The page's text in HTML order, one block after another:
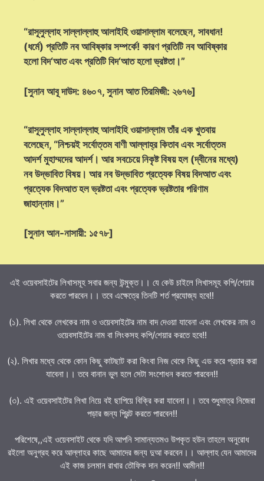
“রাসূলুল্লাহ সাল্লাল্লাহু আলাইহি ওয়াসাল্লাম বলেছেন, সাবধান!
(ধর্মে) প্রতিটি নব আবিষ্কার সম্পর্কে! কারণ প্রতিটি নব আবিষ্কার
হলো বিদ‘আত এবং প্রতিটি বিদ‘আত হলো ভ্রষ্টতা।”
[সুনান আবূ দাউদ: ৪৬০৭, সুনান আত তিরমিজী: ২৬৭৬]
“রাসূলুল্লাহ সাল্লাল্লাহু আলাইহি ওয়াসাল্লাম তাঁর এক খুতবায়
বলেছেন, “নিশ্চয়ই সর্বোত্তম বাণী আল্লাহ্‌র কিতাব এবং সর্বোত্তম
আদর্শ মুহাম্মদের আদর্শ। আর সবচেয়ে নিকৃষ্ট বিষয় হল (দ্বীনের মধ্যে)
নব উদ্ভাবিত বিষয়। আর নব উদ্ভাবিত প্রত্যেক বিষয় বিদআত এবং
প্রত্যেক বিদআত হল ভ্রষ্টতা এবং প্রত্যেক ভ্রষ্টতার পরিণাম
জাহান্নাম।”
[সুনান আন-নাসায়ী: ১৫৭৮]
এই ওয়েবসাইটের লিখাসমূহ সবার জন্য উন্মুক্ত।। যে কেউ চাইলে লিখাসমূহ কপি/শেয়ার
করতে পারবেন।। তবে এক্ষেত্রে তিনটি শর্ত প্রযোজ্য হবে!!
(১). লিখা থেকে লেখকের নাম ও ওয়েবসাইটের নাম বাদ দেওয়া যাবেনা এবং লেখকের নাম ও
ওয়েবসাইটের নাম বা লিংকসহ কপি/শেয়ার করতে হবে!!
(২). লিখার মধ্যে থেকে কোন কিছু কাটছাট করা কিংবা নিজ থেকে কিছু এড করে প্রচার করা
যাবেনা।। তবে বানান ভুল হলে সেটা সংশোধন করতে পারবেন!!
(৩). এই ওয়েবসাইটের লিখা নিয়ে বই ছাপিয়ে বিক্রি করা যাবেনা।। তবে শুধুমাত্র নিজেরা
পড়ার জন্য প্রিন্ট করতে পারবেন!!
পরিশেষে,,এই ওয়েবসাইট থেকে যদি আপনি সামান্যতমও উপকৃত হউন তাহলে অনুরোধ
রইলো অনুগ্রহ করে আল্লাহর কাছে আমাদের জন্য দুআ করবেন।। আল্লাহ যেন আমাদের
এই কাজ চলমান রাখার তৌফিক দান করেন!! আমীন!!